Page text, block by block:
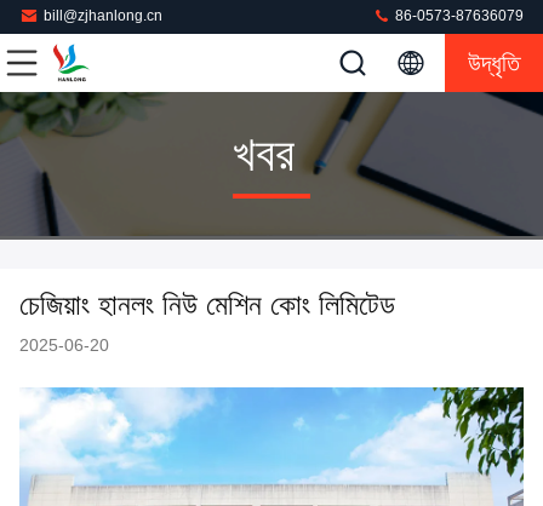
bill@zjhanlong.cn 86-0573-87636079
উদ্ধৃতি
খবর
চেজিয়াং হানলং নিউ মেশিন কোং লিমিটেড
2025-06-20